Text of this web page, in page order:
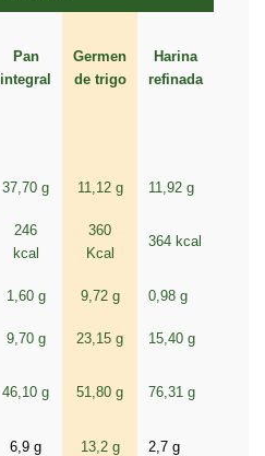
Pan
integral
Germen
de trigo
Harina
refinada
37,70 g 11,12 g 11,92 g
246
kcal
360
Kcal
364 kcal
1,60 g 9,72 g 0,98 g
9,70 g 23,15 g 15,40 g
46,10 g 51,80 g 76,31 g
6,9 g 13,2 g 2,7 g